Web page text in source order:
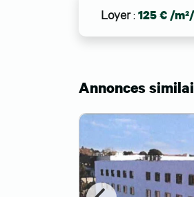
Loyer: 125 € /
Annonces